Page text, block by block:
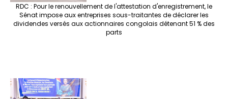
RDC : Pour le renouvellement de l'attestation d'enregistrement, le
Sénat impose aux entreprises sous-traitantes de déclarer les
dividendes versés aux actionnaires congolais détenant 51 % des
parts